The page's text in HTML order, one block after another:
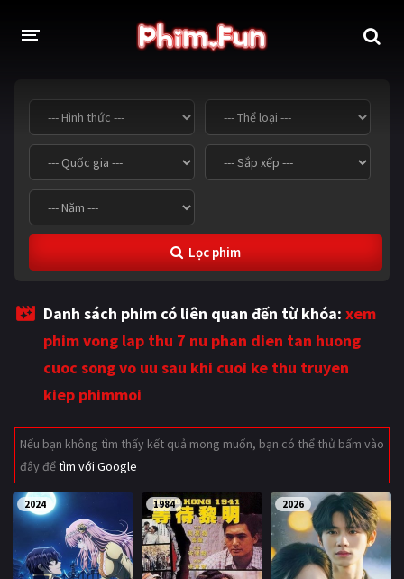
THỂ LOẠI
Thần thoại - Cổ trang Hành động
Tâm lý Chiến tranh
Võ thuật - Kiếm hiệp
Tội phạm - Hình sự
Viễn tưởng Khoa học - Tài liệu
Hoạt hình Thể thao
Tình cảm - Lãng mạn
Giật gân Gia đình
Bí ẩn
Viễn Tây Tiểu sử
GameShow DramaTV
Lọc phim
Danh sách phim có liên quan đến từ khóa: xem
phim vong lap thu 7 nu phan dien tan huong
cuoc song vo uu sau khi cuoi ke thu truyen
kiep phimmoi
Nếu bạn không tìm thấy kết quả mong muốn, bạn có thể thử bấm vào
đây đểtìm với Google
2024 1984 2026